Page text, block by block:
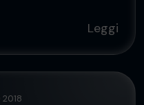
Leggi
2018